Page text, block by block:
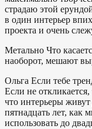
страдаю этой
в один интерьер
проекта и очень
Метально Что
наоборот, мешают
Ольга Если тебе
Если не
что интерьеры
пятнадцать лет,
использовать до